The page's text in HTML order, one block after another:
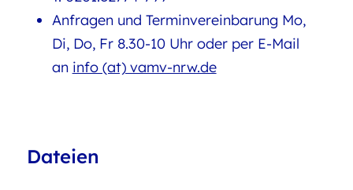
Anfragen und Terminvereinbarung Mo,
Di, Do, Fr 8.30-10 Uhr oder per E-Mail
an info (at) vamv-nrw.de
Dateien